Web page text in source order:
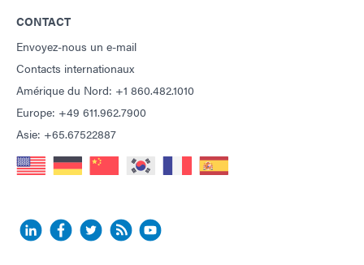
CONTACT
Envoyez-nous un e-mail
Contacts internationaux
Amérique du Nord: +1 860.482.1010
Europe: +49 611.962.7900
Asie: +65.67522887